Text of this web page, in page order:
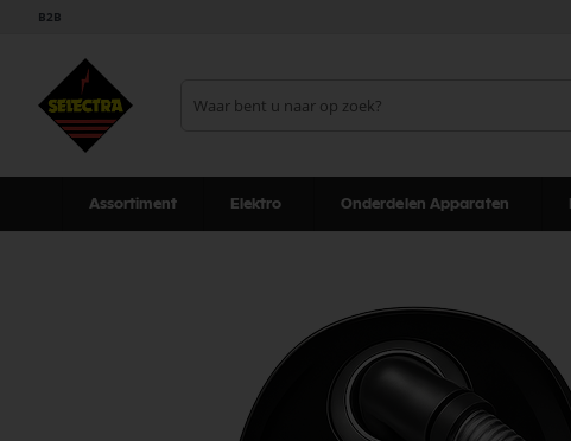
B2B
Assortiment Elektro Onderdelen Apparaten